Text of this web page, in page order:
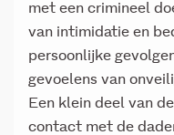
met een crimineel
van intimidatie en
persoonlijke
gevoelens van
Een klein deel van
contact met de